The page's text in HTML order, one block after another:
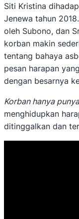
Siti Kristina
Jenewa tahun
oleh Subono, dan
korban makin
tentang bahaya
pesan harapan
dengan besarnya
Korban hanya
menghidupkan
ditinggalkan dan